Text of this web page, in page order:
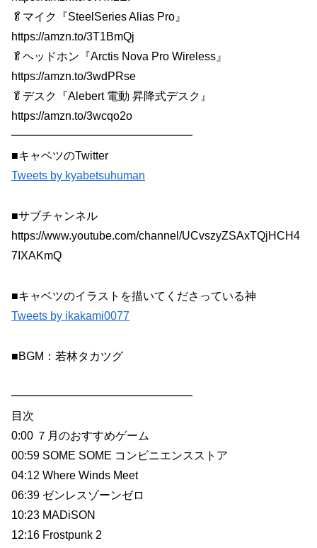
🥬マイク『SteelSeries Alias Pro』
https://amzn.to/3T1BmQj
🥬ヘッドホン『Arctis Nova Pro Wireless』
https://amzn.to/3wdPRse
🥬デスク『Alebert 電動 昇降式デスク』
https://amzn.to/3wcqo2o
━━━━━━━━━━━━━━━━
■キャベツのTwitter
Tweets by kyabetsuhuman
■サブチャンネル
https://www.youtube.com/channel/UCvszyZSAxTQjHCH4
7IXAKmQ
■キャベツのイラストを描いてくださっている神
Tweets by ikakami0077
■BGM：若林タカツグ
━━━━━━━━━━━━━━━━
目次
0:00 ７月のおすすめゲーム
00:59 SOME SOME コンビニエンスストア
04:12 Where Winds Meet
06:39 ゼンレスゾーンゼロ
10:23 MADiSON
12:16 Frostpunk 2